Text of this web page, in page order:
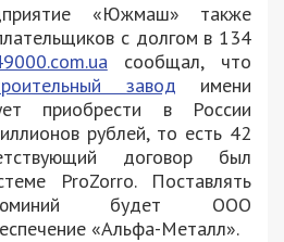
«Южмаш» также
с долгом в 134
сообщал, что
завод имени
приобрести в России
рублей, то есть 42
договор был
ProZorro. Поставлять
будет ООО
«Альфа-Металл».